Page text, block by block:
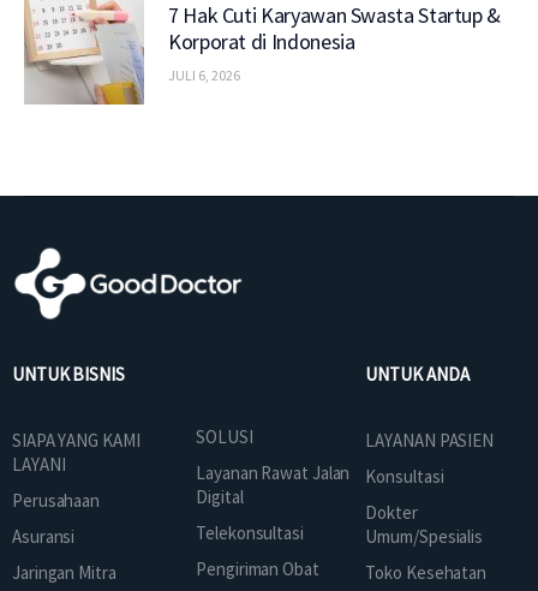
7 Hak Cuti Karyawan Swasta Startup &
Korporat di Indonesia
JULI 6, 2026
UNTUK BISNIS
SIAPA YANG KAMI
LAYANI
Perusahaan
Asuransi
Jaringan Mitra
SOLUSI
Layanan Rawat Jalan
Digital
Telekonsultasi
Pengiriman Obat
UNTUK ANDA
LAYANAN PASIEN
Konsultasi
Dokter
Umum/Spesialis
Toko Kesehatan